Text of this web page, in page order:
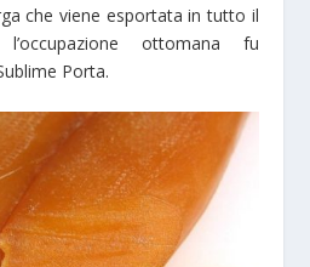
che viene esportata in tutto il
ottomana fu
Porta.